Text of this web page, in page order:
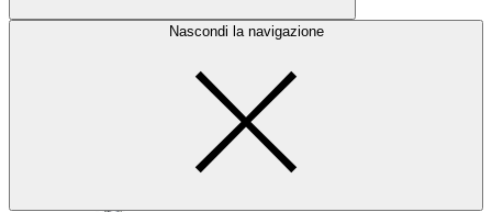
Nascondi la navigazione